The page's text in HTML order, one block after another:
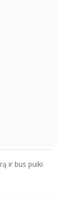
ir bus puiki